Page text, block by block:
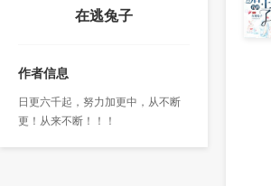
在逃兔子
作者信息
日更六千起，努力加更中，从不断
更！从来不断！！！